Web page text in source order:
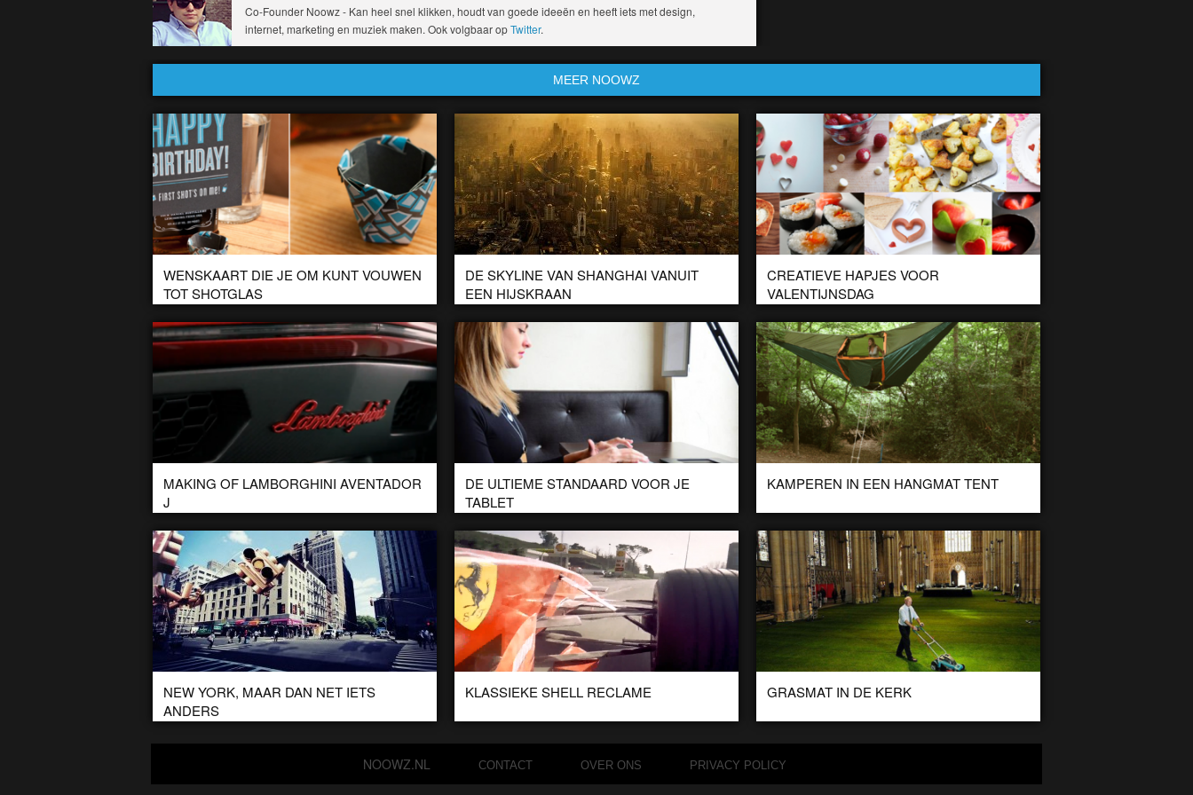
Co-Founder Noowz - Kan heel snel klikken, houdt van goede ideeën en heeft iets met design,
internet, marketing en muziek maken. Ook volgbaar opTwitter.
MEER NOOWZ
WENSKAART DIE JE OM KUNT VOUWEN
TOT SHOTGLAS
55 Hi’s ontwierp deze wenskaart die om te vouwen is tot
shotglas. Leuk idee om bij een een fles drank op een
verjaardag […]
DE SKYLINE VAN SHANGHAI VANUIT
EEN HIJSKRAAN
De meeste mensen gaan liever niet op een hoogte van 632
meter in een hijskraan zitten werken. Hijskraanmachinist Wei
Gensheng werkt aan de […]
CREATIEVE HAPJES VOOR
VALENTIJNSDAG
In het kader van Valentijnsdag een aantal ideeën voor leuke
hapjes. Creatieve kunstwerkjes met eten waarmee je deze
dag net even wat bijzonderder […]
MAKING OF LAMBORGHINI AVENTADOR
J
Eerder al lieten we de nieuwe Lamborghini Aventador zien.
Hier maakte Lamborghini dit flitsende filmpje bij. ‘Aventador J
– The making of’
DE ULTIEME STANDAARD VOOR JE
TABLET
Deze standaard is een Kickstarter project door de Italiaanse
designers van Dev Design. ‘The arm’ is een ideale standaard
voor je iPad of […]
KAMPEREN IN EEN HANGMAT TENT
De Tentsile is een tent in de stijl van een hangmat. Hang de
tent op tussen de bomen en je zit mooi boven […]
NEW YORK, MAAR DAN NET IETS
ANDERS
De Duitse Lena Steinkühler heeft een korte animatie film
KLASSIEKE SHELL RECLAME
Het is misschien al een klassieker, maar daarom niet minder
GRASMAT IN DE KERK
In voorbereiding op het York Minster Rose Dinner werd deze
NOOWZ.NL CONTACT OVER ONS PRIVACY POLICY